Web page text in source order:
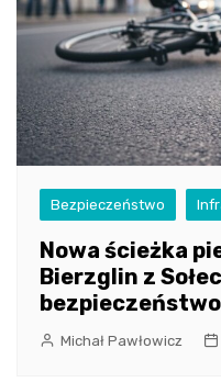
Bezpieczeństwo
Nowa ścieżka
Bierzglin z
bezpieczeństwo
Michał Pawłowicz